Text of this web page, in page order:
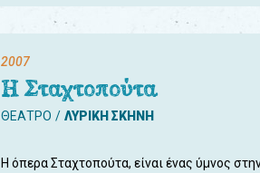
2007
Η Σταχτοπούτα
ΘΕΑΤΡΟ ΛΥΡΙΚΗ ΣΚΗΝΗ
Η όπερα Σταχτοπούτα, είναι ένας ύμνος